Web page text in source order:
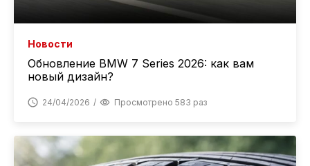
Новости
Обновление BMW 7 Series 2026: как вам
новый дизайн?
24/04/2026 Просмотрено 583 раз